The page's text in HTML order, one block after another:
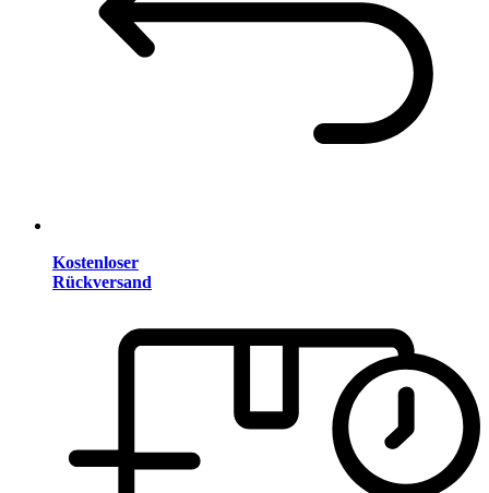
Kostenloser
Rückversand